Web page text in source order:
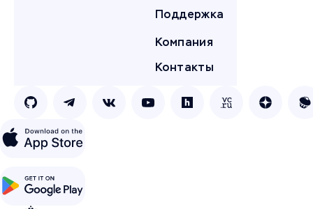
Поддержка
Компания
Контакты